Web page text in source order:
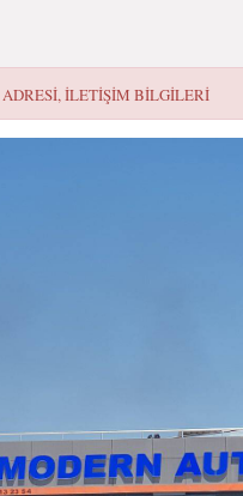
ADRESI, ILETIŞIM BILGILERI